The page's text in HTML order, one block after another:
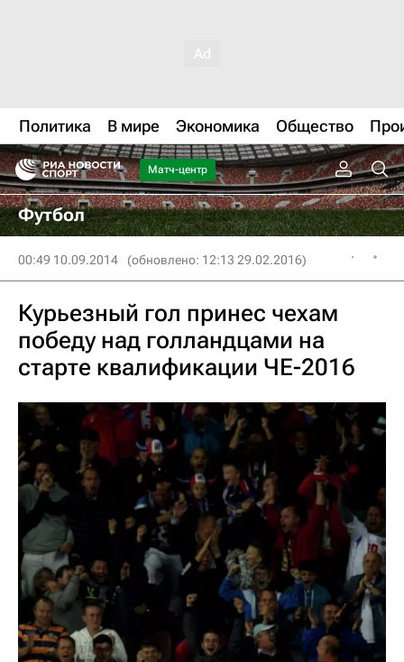
Политика В мире Экономика Общество
Матч-центр
Футбол
00:49 10.09.2014 (обновлено: 12:13 29.02.2016)
Курьезный гол принес чехам
победу над голландцами на
старте квалификации ЧЕ-2016